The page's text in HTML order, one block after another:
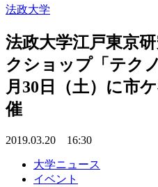
法政大学
法政大学江戸東京
クショップ「テク
月30日（土）に市
催
2019.03.20 16:30
大学ニュース
イベント